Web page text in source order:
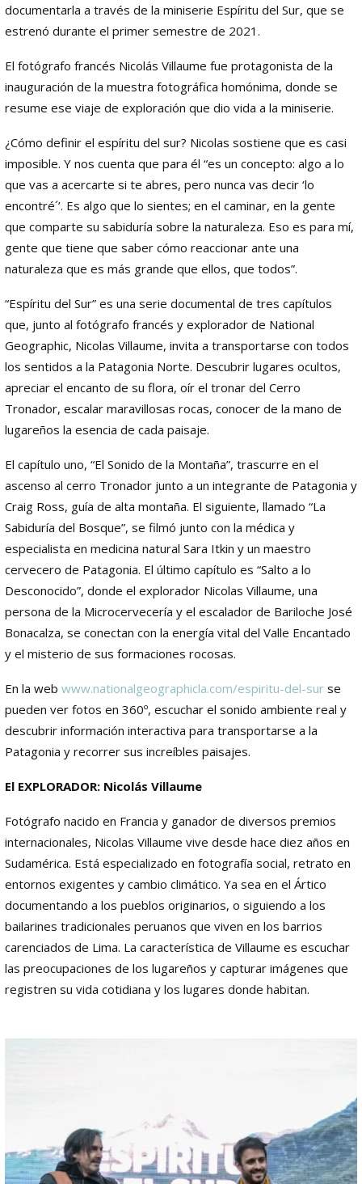
documentarla a través de la miniserie Espíritu del Sur, que se
estrenó durante el primer semestre de 2021.
El fotógrafo francés Nicolás Villaume fue protagonista de la
inauguración de la muestra fotográfica homónima, donde se
resume ese viaje de exploración que dio vida a la miniserie.
¿Cómo definir el espíritu del sur? Nicolas sostiene que es casi
imposible. Y nos cuenta que para él “es un concepto: algo a lo
que vas a acercarte si te abres, pero nunca vas decir ‘lo
encontré´’. Es algo que lo sientes; en el caminar, en la gente
que comparte su sabiduría sobre la naturaleza. Eso es para mí,
gente que tiene que saber cómo reaccionar ante una
naturaleza que es más grande que ellos, que todos”.
“Espíritu del Sur” es una serie documental de tres capítulos
que, junto al fotógrafo francés y explorador de National
Geographic, Nicolas Villaume, invita a transportarse con todos
los sentidos a la Patagonia Norte. Descubrir lugares ocultos,
apreciar el encanto de su flora, oír el tronar del Cerro
Tronador, escalar maravillosas rocas, conocer de la mano de
lugareños la esencia de cada paisaje.
El capítulo uno, “El Sonido de la Montaña”, trascurre en el
ascenso al cerro Tronador junto a un integrante de Patagonia y
Craig Ross, guía de alta montaña. El siguiente, llamado “La
Sabiduría del Bosque”, se filmó junto con la médica y
especialista en medicina natural Sara Itkin y un maestro
cervecero de Patagonia. El último capítulo es “Salto a lo
Desconocido”, donde el explorador Nicolas Villaume, una
persona de la Microcervecería y el escalador de Bariloche José
Bonacalza, se conectan con la energía vital del Valle Encantado
y el misterio de sus formaciones rocosas.
En la web www.nationalgeographicla.com/espiritu-del-sur se
pueden ver fotos en 360º, escuchar el sonido ambiente real y
descubrir información interactiva para transportarse a la
Patagonia y recorrer sus increíbles paisajes.
El EXPLORADOR: Nicolás Villaume
Fotógrafo nacido en Francia y ganador de diversos premios
internacionales, Nicolas Villaume vive desde hace diez años en
Sudamérica. Está especializado en fotografía social, retrato en
entornos exigentes y cambio climático. Ya sea en el Ártico
documentando a los pueblos originarios, o siguiendo a los
bailarines tradicionales peruanos que viven en los barrios
carenciados de Lima. La característica de Villaume es escuchar
las preocupaciones de los lugareños y capturar imágenes que
registren su vida cotidiana y los lugares donde habitan.